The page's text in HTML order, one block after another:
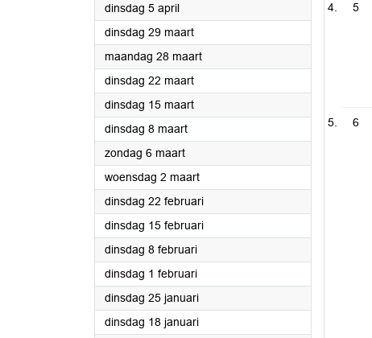
dinsdag 5 april2022
dinsdag 29 maart2022
maandag 28 maart2022
dinsdag 22 maart2022
dinsdag 15 maart2022
dinsdag 8 maart2022
zondag 6 maart2022
woensdag 2 maart2022
dinsdag 22 februari2022
dinsdag 15 februari2022
dinsdag 8 februari2022
dinsdag 1 februari2022
dinsdag 25 januari2022
dinsdag 18 januari2022
5
6